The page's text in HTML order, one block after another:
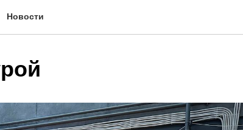
Новости